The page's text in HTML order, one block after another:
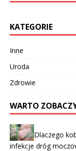
KATEGORIE
Inne
Uroda
Zdrowie
WARTO
Dlaczego
infekcje dróg